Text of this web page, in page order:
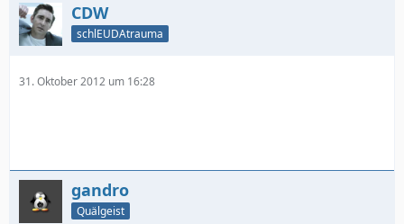
CDW
schlEUDAtrauma
31. Oktober 2012 um 16:28
gandro
Quälgeist